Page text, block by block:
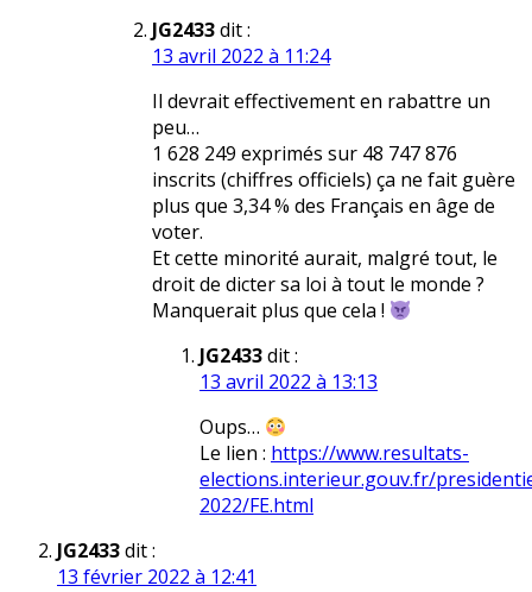
JG2433dit :
13 avril 2022 à 11:24
Il devrait effectivement en rabattre un
peu…
1 628 249 exprimés sur 48 747 876
inscrits (chiffres officiels) ça ne fait guère
plus que 3,34 % des Français en âge de
voter.
Et cette minorité aurait, malgré tout, le
droit de dicter sa loi à tout le monde ?
Manquerait plus que cela !
JG2433dit :
13 avril 2022 à 13:13
Oups…
Le lien : https://www.resultats-
elections.interieur.gouv.fr/
2022/FE.html
JG2433dit :
13 février 2022 à 12:41